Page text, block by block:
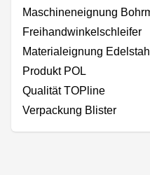
Maschineneignung
Freihandwinkelschleifer
Materialeignung
Produkt POL
Qualität TOPline
Verpackung Blister